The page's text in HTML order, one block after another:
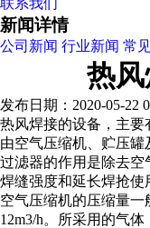
联系我们
新闻详情
公司新闻 行业新闻 常
热
发布日期：2020-05-22
热风焊接的设备，主
由空气压缩机、贮压罐
过滤器的作用是除去空
焊缝强度和延长焊抢使
空气压缩机的压缩量一
12m3/h。所采用的气